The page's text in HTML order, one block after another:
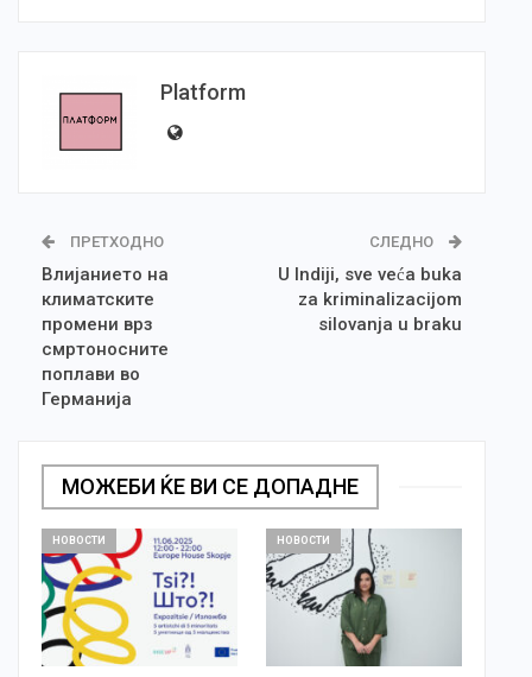
Platform
ПРЕТХОДНО
Влијанието на
климатските
промени врз
смртоносните
поплави во
Германија
СЛЕДНО
U Indiji, sve veća buka
za kriminalizacijom
silovanja u braku
МОЖЕБИ ЌЕ ВИ СЕ ДОПАДНЕ
НОВОСТИ НОВОСТИ